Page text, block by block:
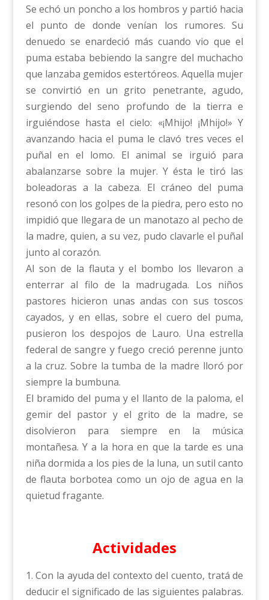
Se echó un poncho a los hombros y partió hacia
el punto de donde venían los rumores. Su
denuedo se enardeció más cuando vio que el
puma estaba bebiendo la sangre del muchacho
que lanzaba gemidos estertóreos. Aquella mujer
se convirtió en un grito penetrante, agudo,
surgiendo del seno profundo de la tierra e
irguiéndose hasta el cielo: «¡Mhijo! ¡Mhijo!» Y
avanzando hacia el puma le clavó tres veces el
puñal en el lomo. El animal se irguió para
abalanzarse sobre la mujer. Y ésta le tiró las
boleadoras a la cabeza. El cráneo del puma
resonó con los golpes de la piedra, pero esto no
impidió que llegara de un manotazo al pecho de
la madre, quien, a su vez, pudo clavarle el puñal
junto al corazón.
Al son de la flauta y el bombo los llevaron a
enterrar al filo de la madrugada. Los niños
pastores hicieron unas andas con sus toscos
cayados, y en ellas, sobre el cuero del puma,
pusieron los despojos de Lauro. Una estrella
federal de sangre y fuego creció perenne junto
a la cruz. Sobre la tumba de la madre lloró por
siempre la bumbuna.
El bramido del puma y el llanto de la paloma, el
gemir del pastor y el grito de la madre, se
disolvieron para siempre en la música
montañesa. Y a la hora en que la tarde es una
niña dormida a los pies de la luna, un sutil canto
de flauta borbotea como un ojo de agua en la
quietud fragante.
Actividades
1. Con la ayuda del contexto del cuento, tratá de
deducir el significado de las siguientes palabras.